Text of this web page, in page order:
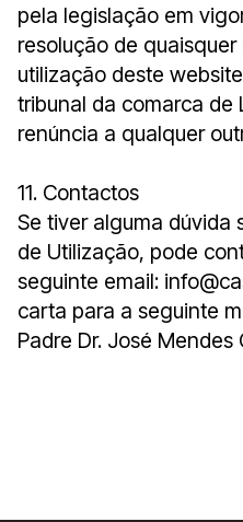
pela legislação em
resolução de
utilização deste
tribunal da comarca de
renúncia a qualquer
11. Contactos
Se tiver alguma dúvida
de Utilização, pode
seguinte email:
carta para a seguinte
Padre Dr. José